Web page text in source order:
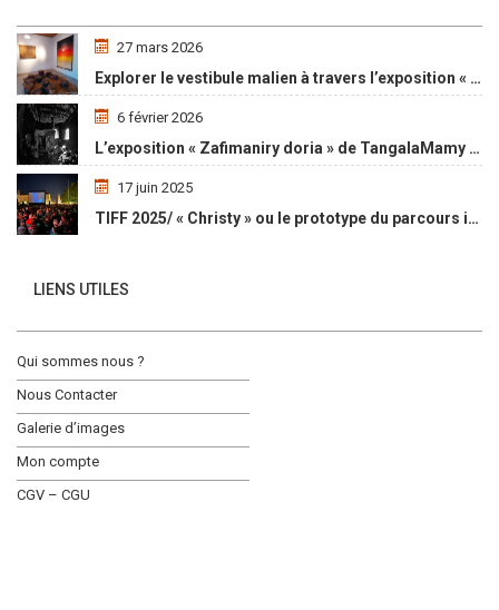
27 mars 2026
Explorer le vestibule malien à travers l’exposition « Maaya Bulon »
6 février 2026
L’exposition « Zafimaniry doria » de TangalaMamy honore la mémoire d’un peuple malgache
17 juin 2025
TIFF 2025/ « Christy » ou le prototype du parcours initiatique
LIENS UTILES
Qui sommes nous ?
Nous Contacter
Galerie d’images
Mon compte
CGV – CGU